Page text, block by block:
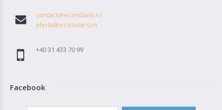
contact@ecosolaris.ro
oferta@ecosolaris.ro
+40 31 433 70 99
Facebook